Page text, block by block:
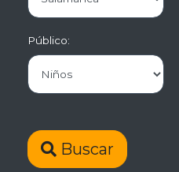
Público:
Buscar